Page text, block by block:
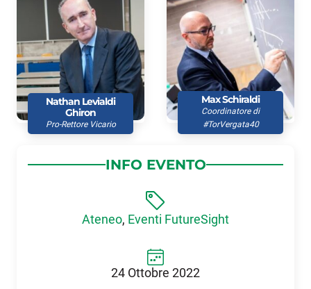
Nathan Levialdi
Ghiron
Pro-Rettore Vicario
Max Schiraldi
Coordinatore di
#TorVergata40
INFO EVENTO
Ateneo, Eventi FutureSight
24 Ottobre 2022